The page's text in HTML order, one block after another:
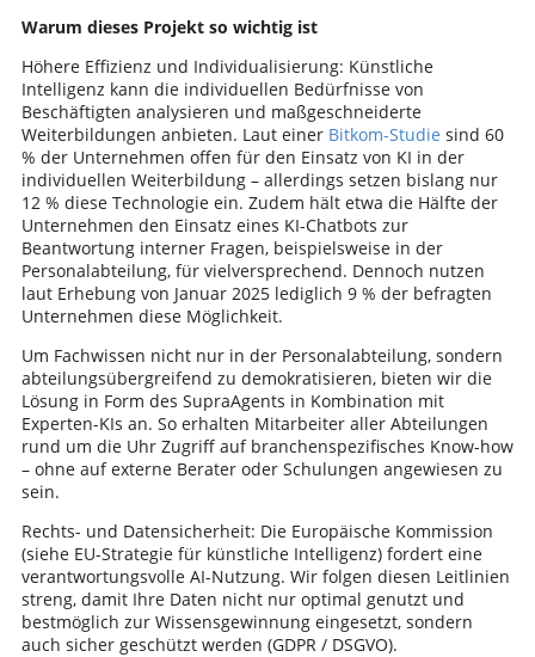
Warum dieses Projekt so wichtig ist
Höhere Effizienz und Individualisierung: Künstliche
Intelligenz kann die individuellen Bedürfnisse von
Beschäftigten analysieren und maßgeschneiderte
Weiterbildungen anbieten. Laut einer Bitkom-Studie sind 60
% der Unternehmen offen für den Einsatz von KI in der
individuellen Weiterbildung – allerdings setzen bislang nur
12 % diese Technologie ein. Zudem hält etwa die Hälfte der
Unternehmen den Einsatz eines KI-Chatbots zur
Beantwortung interner Fragen, beispielsweise in der
Personalabteilung, für vielversprechend. Dennoch nutzen
laut Erhebung von Januar 2025 lediglich 9 % der befragten
Unternehmen diese Möglichkeit.
Um Fachwissen nicht nur in der Personalabteilung, sondern
abteilungsübergreifend zu demokratisieren, bieten wir die
Lösung in Form des SupraAgents in Kombination mit
Experten-KIs an. So erhalten Mitarbeiter aller Abteilungen
rund um die Uhr Zugriff auf branchenspezifisches Know-how
– ohne auf externe Berater oder Schulungen angewiesen zu
sein.
Rechts- und Datensicherheit: Die Europäische Kommission
(siehe EU-Strategie für künstliche Intelligenz) fordert eine
verantwortungsvolle AI-Nutzung. Wir folgen diesen Leitlinien
streng, damit Ihre Daten nicht nur optimal genutzt und
bestmöglich zur Wissensgewinnung eingesetzt, sondern
auch sicher geschützt werden (GDPR / DSGVO).